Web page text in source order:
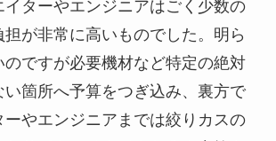
イターやエンジニアはごく少数の
が非常に高いものでした。明ら
のですが必要機材など特定の絶対
い箇所へ予算をつぎ込み、裏方で
ーやエンジニアまでは絞りカスの